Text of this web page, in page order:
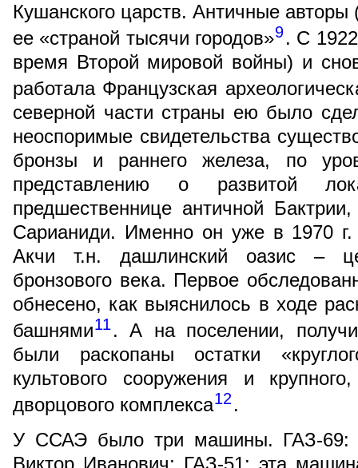
Кушанского царств. Античные
ее «страной тысячи городов»9. С
время Второй мировой войны) и
работала Французская
северной части страны ею было
неоспоримые свидетельства
бронзы и раннего железа, по
представлению о развитой
предшественнице античной
Сарианиди. Именно он уже в 1970 г.
Акчи т.н. дашлинский оазис –
бронзового века. Первое
обнесено, как выяснилось в ходе
башнями11 . А на поселении,
были раскопаны остатки
культового сооружения и
дворцового комплекса12 .
У ССАЭ было три машины. ГАЗ-69: